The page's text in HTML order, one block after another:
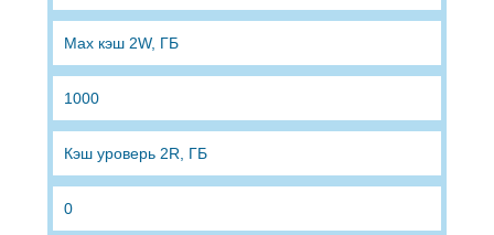
Max кэш 2W, ГБ
1000
Кэш уроверь 2R, ГБ
0